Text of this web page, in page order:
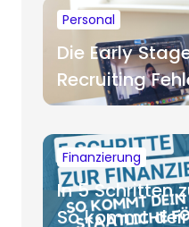
Personal
Die Early
Recruiting
Finanzierung
In 5 Schritten
So kommt